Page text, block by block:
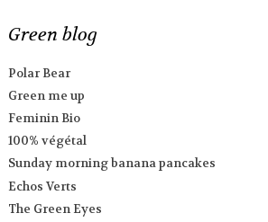
Green blog
Polar Bear
Green me up
Feminin Bio
100% végétal
Sunday morning banana pancakes
Echos Verts
The Green Eyes